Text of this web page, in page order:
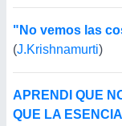
"No vemos las
(J.Krishnamurti)
APRENDI QUE
QUE LA